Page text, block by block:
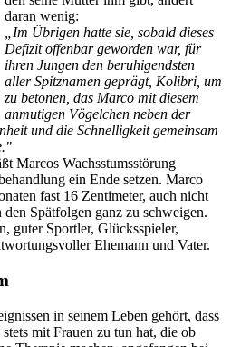
daran wenig:
„Im Übrigen hatte sie, sobald dieses
Defizit offenbar geworden war, für
ihren Jungen den beruhigendsten
aller Spitznamen geprägt, Kolibri, um
zu betonen, das Marco mit diesem
anmutigen Vögelchen neben der
und die Schnelligkeit gemeinsam
Marcos Wachsstumsstörung
ein Ende setzen. Marco
fast 16 Zentimeter, auch nicht
Spätfolgen ganz zu schweigen.
guter Sportler, Glücksspieler,
Ehemann und Vater.
in seinem Leben gehört, dass
mit Frauen zu tun hat, die ob